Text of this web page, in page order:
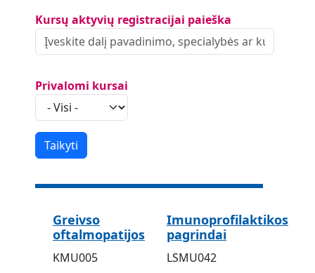
Kursų aktyvių registracijai paieška
Privalomi kursai
Greivso
oftalmopatijos
KMU005
Imunoprofilaktikos
pagrindai
LSMU042